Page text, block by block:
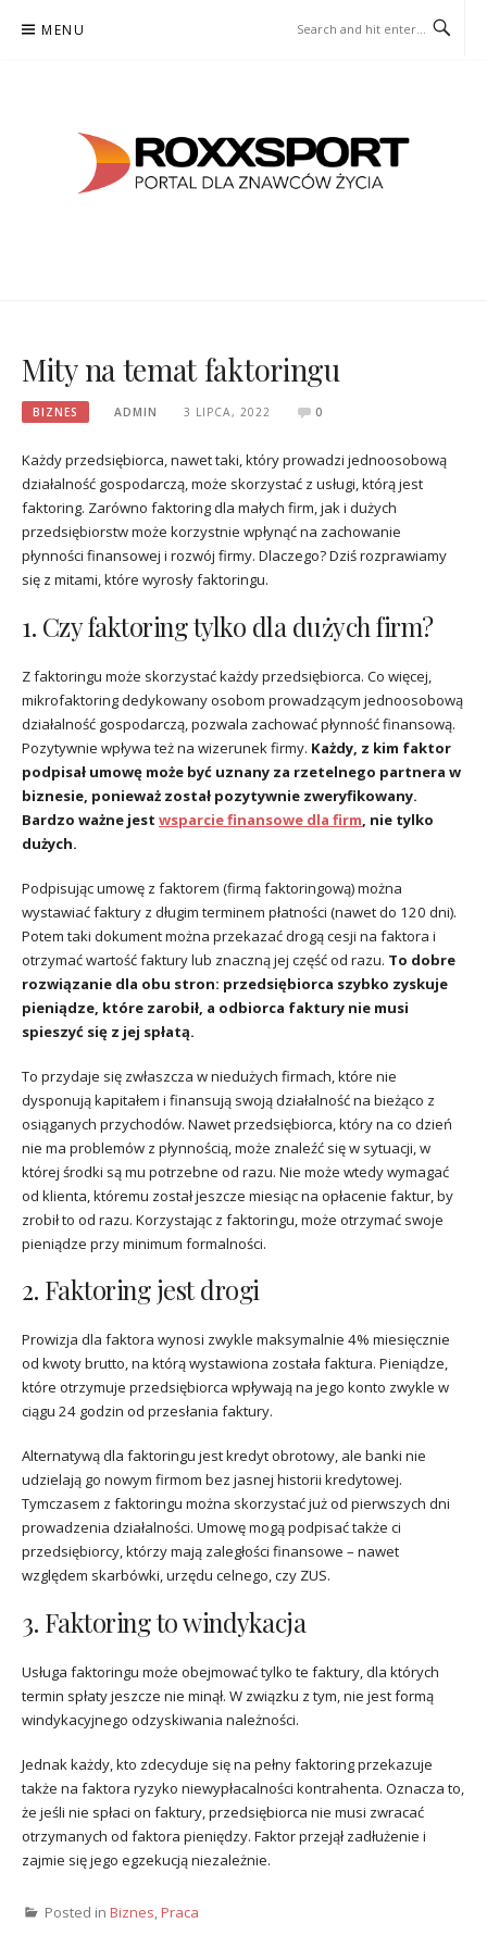
MENU
Mity na temat faktoringu
BIZNES ADMIN 3 LIPCA, 2022 0
Każdy przedsiębiorca, nawet taki, który prowadzi jednoosobową
działalność gospodarczą, może skorzystać z usługi, którą jest
faktoring. Zarówno faktoring dla małych firm, jak i dużych
przedsiębiorstw może korzystnie wpłynąć na zachowanie
płynności finansowej i rozwój firmy. Dlaczego? Dziś rozprawiamy
się z mitami, które wyrosły faktoringu.
1. Czy faktoring tylko dla dużych firm?
Z faktoringu może skorzystać każdy przedsiębiorca. Co więcej,
mikrofaktoring dedykowany osobom prowadzącym jednoosobową
działalność gospodarczą, pozwala zachować płynność finansową.
Pozytywnie wpływa też na wizerunek firmy. Każdy, z kim faktor
podpisał umowę może być uznany za rzetelnego partnera w
biznesie, ponieważ został pozytywnie zweryfikowany.
Bardzo ważne jest wsparcie finansowe dla firm, nie tylko
dużych.
Podpisując umowę z faktorem (firmą faktoringową) można
wystawiać faktury z długim terminem płatności (nawet do 120 dni).
Potem taki dokument można przekazać drogą cesji na faktora i
otrzymać wartość faktury lub znaczną jej część od razu. To dobre
rozwiązanie dla obu stron: przedsiębiorca szybko zyskuje
pieniądze, które zarobił, a odbiorca faktury nie musi
spieszyć się z jej spłatą.
To przydaje się zwłaszcza w niedużych firmach, które nie
dysponują kapitałem i finansują swoją działalność na bieżąco z
osiąganych przychodów. Nawet przedsiębiorca, który na co dzień
nie ma problemów z płynnością, może znaleźć się w sytuacji, w
której środki są mu potrzebne od razu. Nie może wtedy wymagać
od klienta, któremu został jeszcze miesiąc na opłacenie faktur, by
zrobił to od razu. Korzystając z faktoringu, może otrzymać swoje
pieniądze przy minimum formalności.
2. Faktoring jest drogi
Prowizja dla faktora wynosi zwykle maksymalnie 4% miesięcznie
od kwoty brutto, na którą wystawiona została faktura. Pieniądze,
które otrzymuje przedsiębiorca wpływają na jego konto zwykle w
ciągu 24 godzin od przesłania faktury.
Alternatywą dla faktoringu jest kredyt obrotowy, ale banki nie
udzielają go nowym firmom bez jasnej historii kredytowej.
Tymczasem z faktoringu można skorzystać już od pierwszych dni
prowadzenia działalności. Umowę mogą podpisać także ci
przedsiębiorcy, którzy mają zaległości finansowe – nawet
względem skarbówki, urzędu celnego, czy ZUS.
3. Faktoring to windykacja
Usługa faktoringu może obejmować tylko te faktury, dla których
termin spłaty jeszcze nie minął. W związku z tym, nie jest formą
windykacyjnego odzyskiwania należności.
Jednak każdy, kto zdecyduje się na pełny faktoring przekazuje
także na faktora ryzyko niewypłacalności kontrahenta. Oznacza to,
że jeśli nie spłaci on faktury, przedsiębiorca nie musi zwracać
otrzymanych od faktora pieniędzy. Faktor przejął zadłużenie i
zajmie się jego egzekucją niezależnie.
Posted in Biznes,Praca